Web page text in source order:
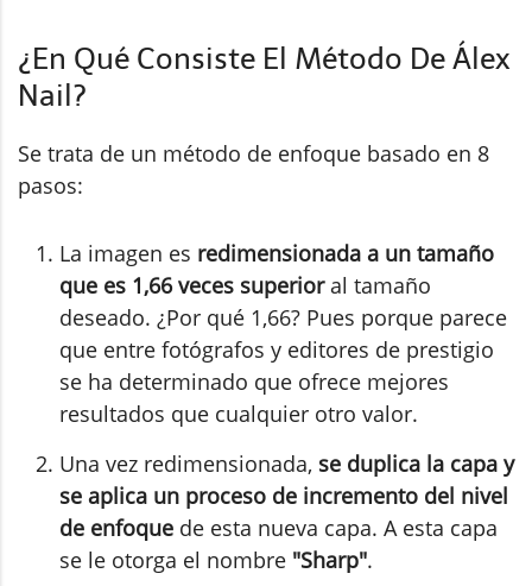
¿En Qué Consiste El Método De Álex
Nail?
Se trata de un método de enfoque basado en 8
pasos:
La imagen es redimensionada a un tamaño
que es 1,66 veces superioral tamaño
deseado. ¿Por qué 1,66? Pues porque parece
que entre fotógrafos y editores de prestigio
se ha determinado que ofrece mejores
resultados que cualquier otro valor.
Una vez redimensionada, se duplica la capa y
se aplica un proceso de incremento del nivel
de enfoque de esta nueva capa. A esta capa
se le otorga el nombre "Sharp".